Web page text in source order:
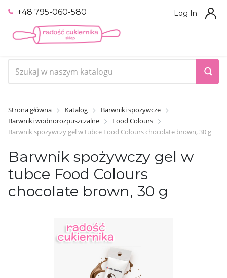
+48 795-060-580 Log In
Strona główna Katalog
Barwniki spożywcze
Barwniki wodnorozpuszczalne
Food Colours
Barwnik spożywczy gel w tubce Food Colours chocolate brown, 30 g
Barwnik spożywczy gel w
tubce Food Colours
chocolate brown, 30 g